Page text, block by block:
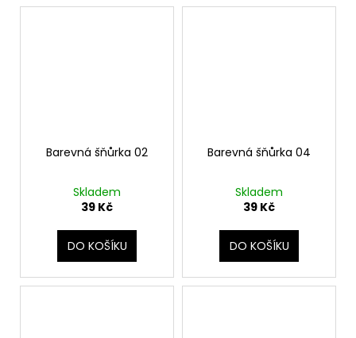
Barevná šňůrka 02
Skladem
39 Kč
DO KOŠÍKU
Barevná šňůrka 04
Skladem
39 Kč
DO KOŠÍKU